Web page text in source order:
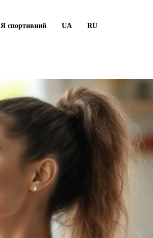
Я спортивний UA RU